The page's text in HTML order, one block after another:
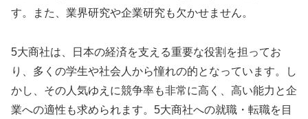
す。また、業界研究や企業研究も欠かせません。
5大商社は、日本の経済を支える重要な役割を担ってお
り、多くの学生や社会人から憧れの的となっています。し
かし、その人気ゆえに競争率も非常に高く、高い能力と企
業への適性も求められます。5大商社への就職・転職を目